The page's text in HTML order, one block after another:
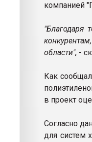
компанией
"Благодаря
области", -
Как
в проект
Согласно
для систем